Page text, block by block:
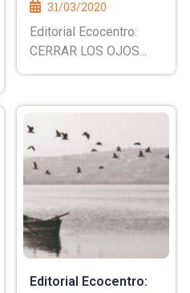
31/03/2020
Editorial Ecocentro:
CERRAR LOS OJOS...
Editorial Ecocentro: